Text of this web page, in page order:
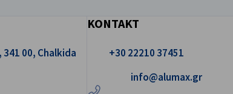
00, Chalkida
KONTAKT
Rufen Sie uns an!
+30 22210 37451
Schreiben Sie uns eine E-Mail!
info@alumax.gr